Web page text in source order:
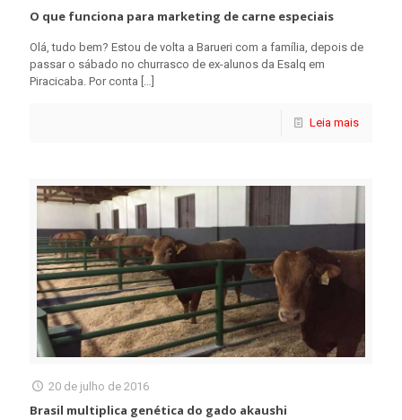
O que funciona para marketing de carne especiais
Olá, tudo bem? Estou de volta a Barueri com a família, depois de
passar o sábado no churrasco de ex-alunos da Esalq em
Piracicaba. Por conta
Leia mais
20 de julho de 2016
Brasil multiplica genética do gado akaushi